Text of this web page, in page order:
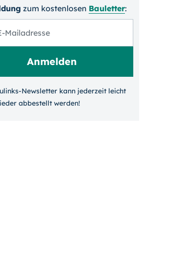
zum kosten­losen Bauletter:
Newsletter kann jeder­zeit leicht
ab­bestellt werden!